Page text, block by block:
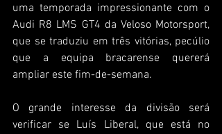
uma temporada impressionante com o
Audi R8 LMS GT4 da Veloso Motorsport,
que se traduziu em três vitórias, pecúlio
que a equipa bracarense quererá
ampliar este fim-de-semana.
O grande interesse da divisão será
verificar se Luís Liberal, que está no